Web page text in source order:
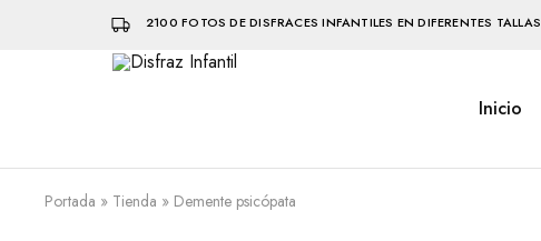
2100 FOTOS DE DISFRACES INFANTILES EN DIFERENTES TALLAS
hacen
la
Inicio
Portada » Tienda » Demente psicópata